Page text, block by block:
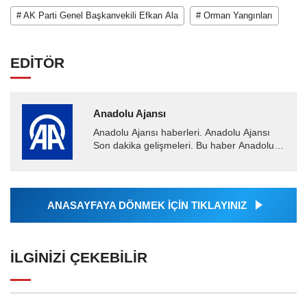
# AK Parti Genel Başkanvekili Efkan Ala # Orman Yangınları
EDİTÖR
Anadolu Ajansı
Anadolu Ajansı haberleri. Anadolu Ajansı
Son dakika gelişmeleri. Bu haber Anadolu
Ajansı tarafından...
ANASAYFAYA DÖNMEK İÇİN TIKLAYINIZ
İLGINIZI ÇEKEBILIR